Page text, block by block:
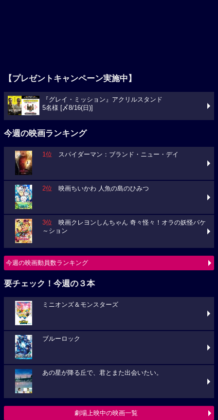
【プレゼントキャンペーン実施中】
『グレイ・ミッション』アクリルスタンド
5名様 [〆8/16(日)]
今週の映画ランキング
1位 スパイダーマン：ブランド・ニュー・デイ
2位 映画ちいかわ 人魚の島のひみつ
3位 映画クレヨンしんちゃん 奇々怪々！オラの妖怪バケ
～ション
今週の映画動員数ランキング
要チェック！今週の３本
ミニオンズ＆モンスターズ
ブルーロック
あの星が降る丘で、君とまた出会いたい。
劇場上映中の映画一覧